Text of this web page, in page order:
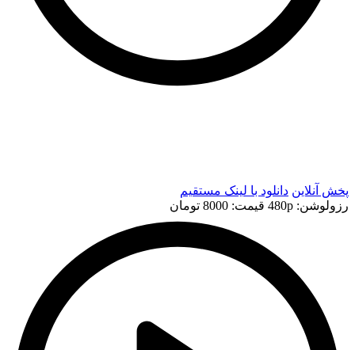
پخش آنلاین دانلود با لينک مستقيم
رزولوشن: 480p
قيمت: 8000 تومان